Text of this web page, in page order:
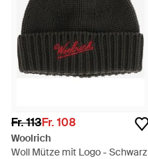
Fr. 113Fr. 108
Woolrich
Woll Mütze mit Logo - Schwarz